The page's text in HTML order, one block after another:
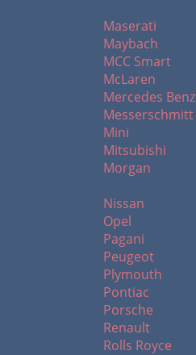
Maserati
Maybach
MCC Smart
McLaren
Mercedes Benz
Messerschmitt
Mini
Mitsubishi
Morgan
Nissan
Opel
Pagani
Peugeot
Plymouth
Pontiac
Porsche
Renault
Rolls Royce